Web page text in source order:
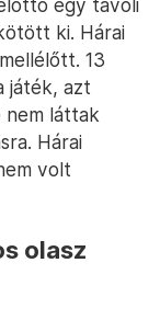
egy távoli
ki. Hárai
13
játék, azt
láttak
Hárai
volt
olasz